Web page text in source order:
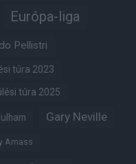
Európa-liga
Pellistri
túra 2023
túra 2025
Gary Neville
Amass